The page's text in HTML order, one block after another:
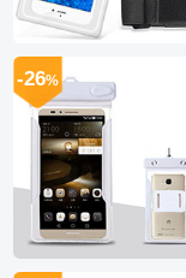
-26%